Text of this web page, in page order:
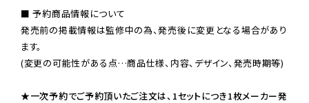
■ 予約商品情報について
発売前の掲載情報は監修中の為、発売後に変更となる場合があり
ます。
(変更の可能性がある点…商品仕様、内容、デザイン、発売時期等)
★一次予約でご予約頂いたご注文は、1セットにつき1枚メーカー発